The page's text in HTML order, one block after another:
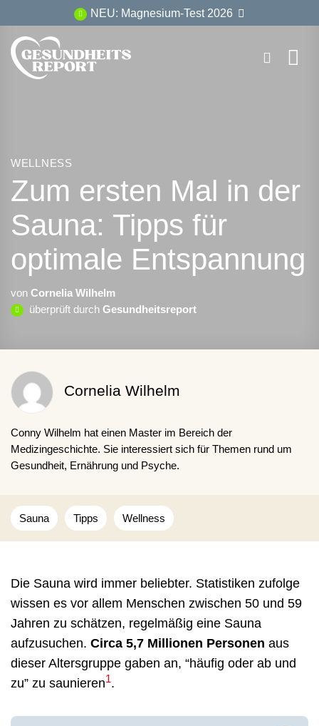
Inhalt
springen
NEU: Magnesium-Test 2026
WELLNESS
Zum ersten Mal in der
Sauna: Tipps für
optimale Entspannung
von Cornelia Wilhelm
überprüft durch Gesundheitsreport
Cornelia Wilhelm
Conny Wilhelm hat einen Master im Bereich der
Medizingeschichte. Sie interessiert sich für Themen rund um
Gesundheit, Ernährung und Psyche.
Sauna Tipps Wellness
Die Sauna wird immer beliebter. Statistiken zufolge
wissen es vor allem Menschen zwischen 50 und 59
Jahren zu schätzen, regelmäßig eine Sauna
aufzusuchen. Circa 5,7 Millionen Personen aus
dieser Altersgruppe gaben an, “häufig oder ab und
zu” zu saunieren1.